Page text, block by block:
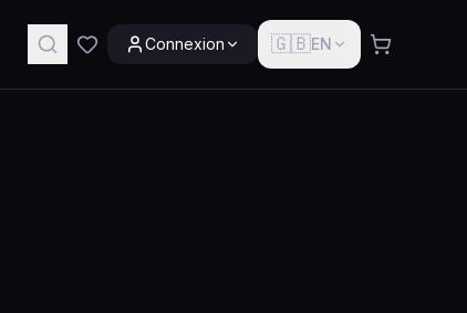
Connexion 🇬🇧EN